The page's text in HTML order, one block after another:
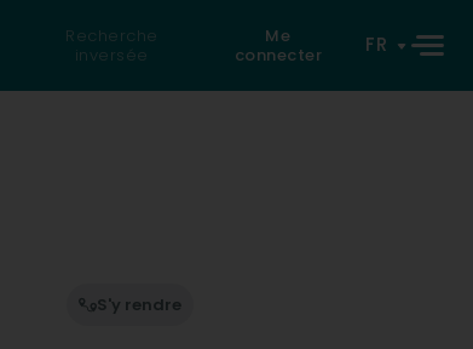
Recherche
inversée
Me
connecter
FR
S'y rendre